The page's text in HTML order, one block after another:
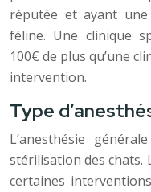
réputée et ayant
féline. Une clinique
100€ de plus qu’une
intervention.
Type
L’anesthésie
stérilisation des chats.
certaines